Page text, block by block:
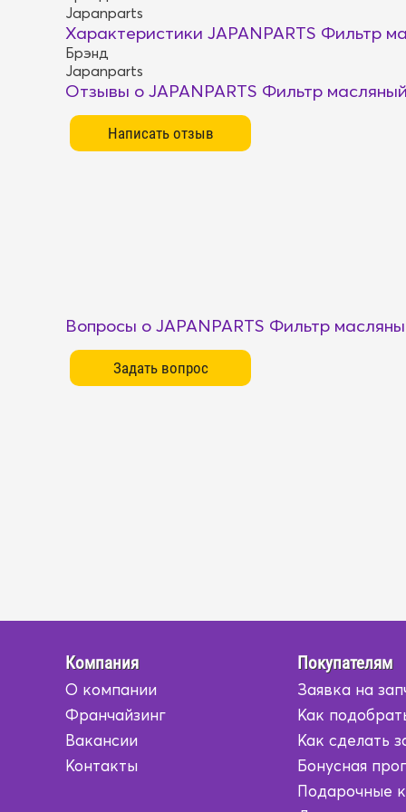
Japanparts
Характеристики JAPANPARTS Фильтр
Брэнд
Japanparts
Отзывы о JAPANPARTS Фильтр
Вопросы о JAPANPARTS Фильтр
Компания
О компании
Франчайзинг
Вакансии
Контакты
Покупателям
Заявка на
Как
Как сделать
Бонусная
Подарочные